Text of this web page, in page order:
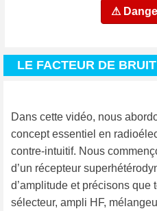
⚠
LE FACTEUR DE BRUIT
Dans cette vidéo, nous
concept essentiel en
contre-intuitif. Nous
d’un récepteur
d’amplitude et précisons que
sélecteur, ampli HF,